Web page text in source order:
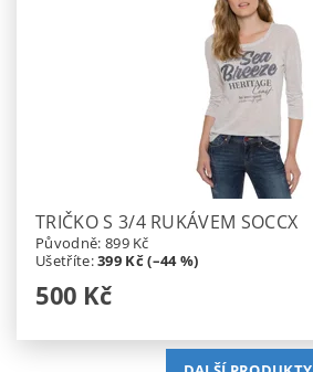
TRIČKO S 3/4 RUKÁVEM SOCCX
Původně: 899 Kč
Ušetříte:399 Kč (–44 %)
500 Kč